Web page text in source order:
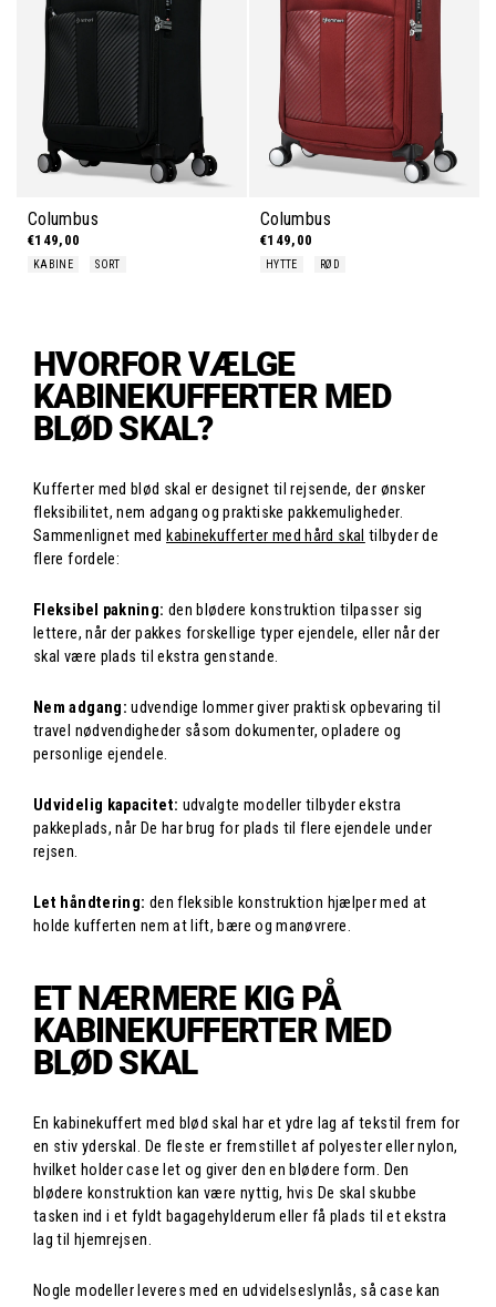
Columbus
€149,00
KABINE SORT
Columbus
€149,00
HYTTE RØD
HVORFOR VÆLGE
KABINEKUFFERTER MED
BLØD SKAL?
Kufferter med blød skal er designet til rejsende, der ønsker
fleksibilitet, nem adgang og praktiske pakkemuligheder.
Sammenlignet med kabinekufferter med hård skal tilbyder de
flere fordele:
Fleksibel pakning: den blødere konstruktion tilpasser sig
lettere, når der pakkes forskellige typer ejendele, eller når der
skal være plads til ekstra genstande.
Nem adgang: udvendige lommer giver praktisk opbevaring til
travel nødvendigheder såsom dokumenter, opladere og
personlige ejendele.
Udvidelig kapacitet: udvalgte modeller tilbyder ekstra
pakkeplads, når De har brug for plads til flere ejendele under
rejsen.
Let håndtering: den fleksible konstruktion hjælper med at
holde kufferten nem at lift, bære og manøvrere.
ET NÆRMERE KIG PÅ
KABINEKUFFERTER MED
BLØD SKAL
En kabinekuffert med blød skal har et ydre lag af tekstil frem for
en stiv yderskal. De fleste er fremstillet af polyester eller nylon,
hvilket holder case let og giver den en blødere form. Den
blødere konstruktion kan være nyttig, hvis De skal skubbe
tasken ind i et fyldt bagagehylderum eller få plads til et ekstra
lag til hjemrejsen.
Nogle modeller leveres med en udvidelseslynlås, så case kan